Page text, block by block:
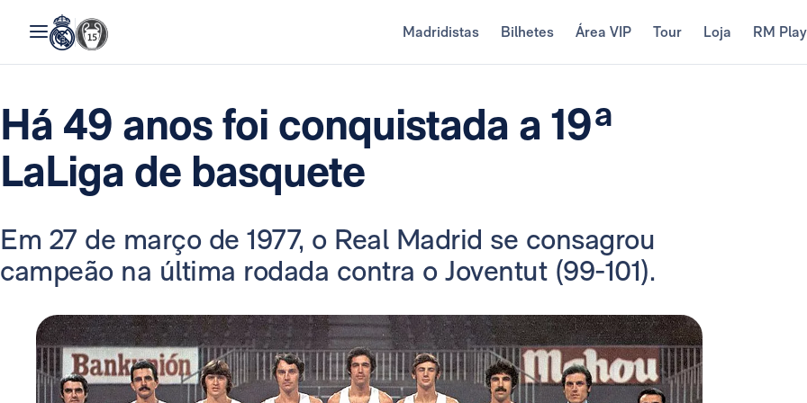
Madridistas Bilhetes Área VIP Tour Loja RM Play
Há 49 anos foi conquistada a 19ª
LaLiga de basquete
Em 27 de março de 1977, o Real Madrid se consagrou
campeão na última rodada contra o Joventut (99-101).